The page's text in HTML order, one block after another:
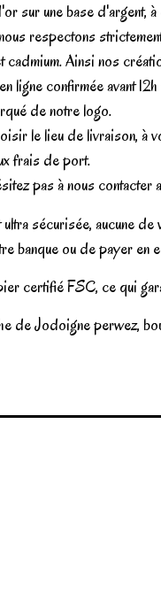
sur une base
respectons
cadmium. Ainsi nos
ligne confirmée avant
de notre logo.
le lieu de livraison, à
frais de port.
pas à nous
sécurisée, aucune
banque ou de payer en
certifié FSC, ce qui
de Jodoigne perwez,